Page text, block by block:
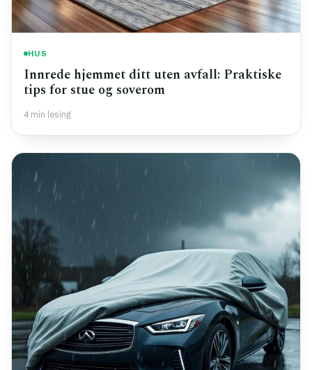
HUS
Innrede hjemmet ditt uten avfall: Praktiske
tips for stue og soverom
4 min lesing